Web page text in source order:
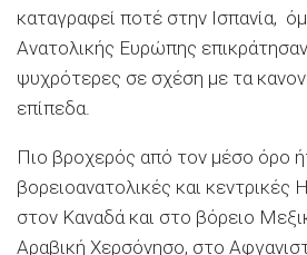
καταγραφεί ποτέ στην Ισπανία,
Ανατολικής Ευρώπης
ψυχρότερες σε σχέση με τα
επίπεδα.
Πιο βροχερός από τον μέσο όρο
βορειοανατολικές και κεντρικές
στον Καναδά και στο βόρειο
Αραβική Χερσόνησο, στο